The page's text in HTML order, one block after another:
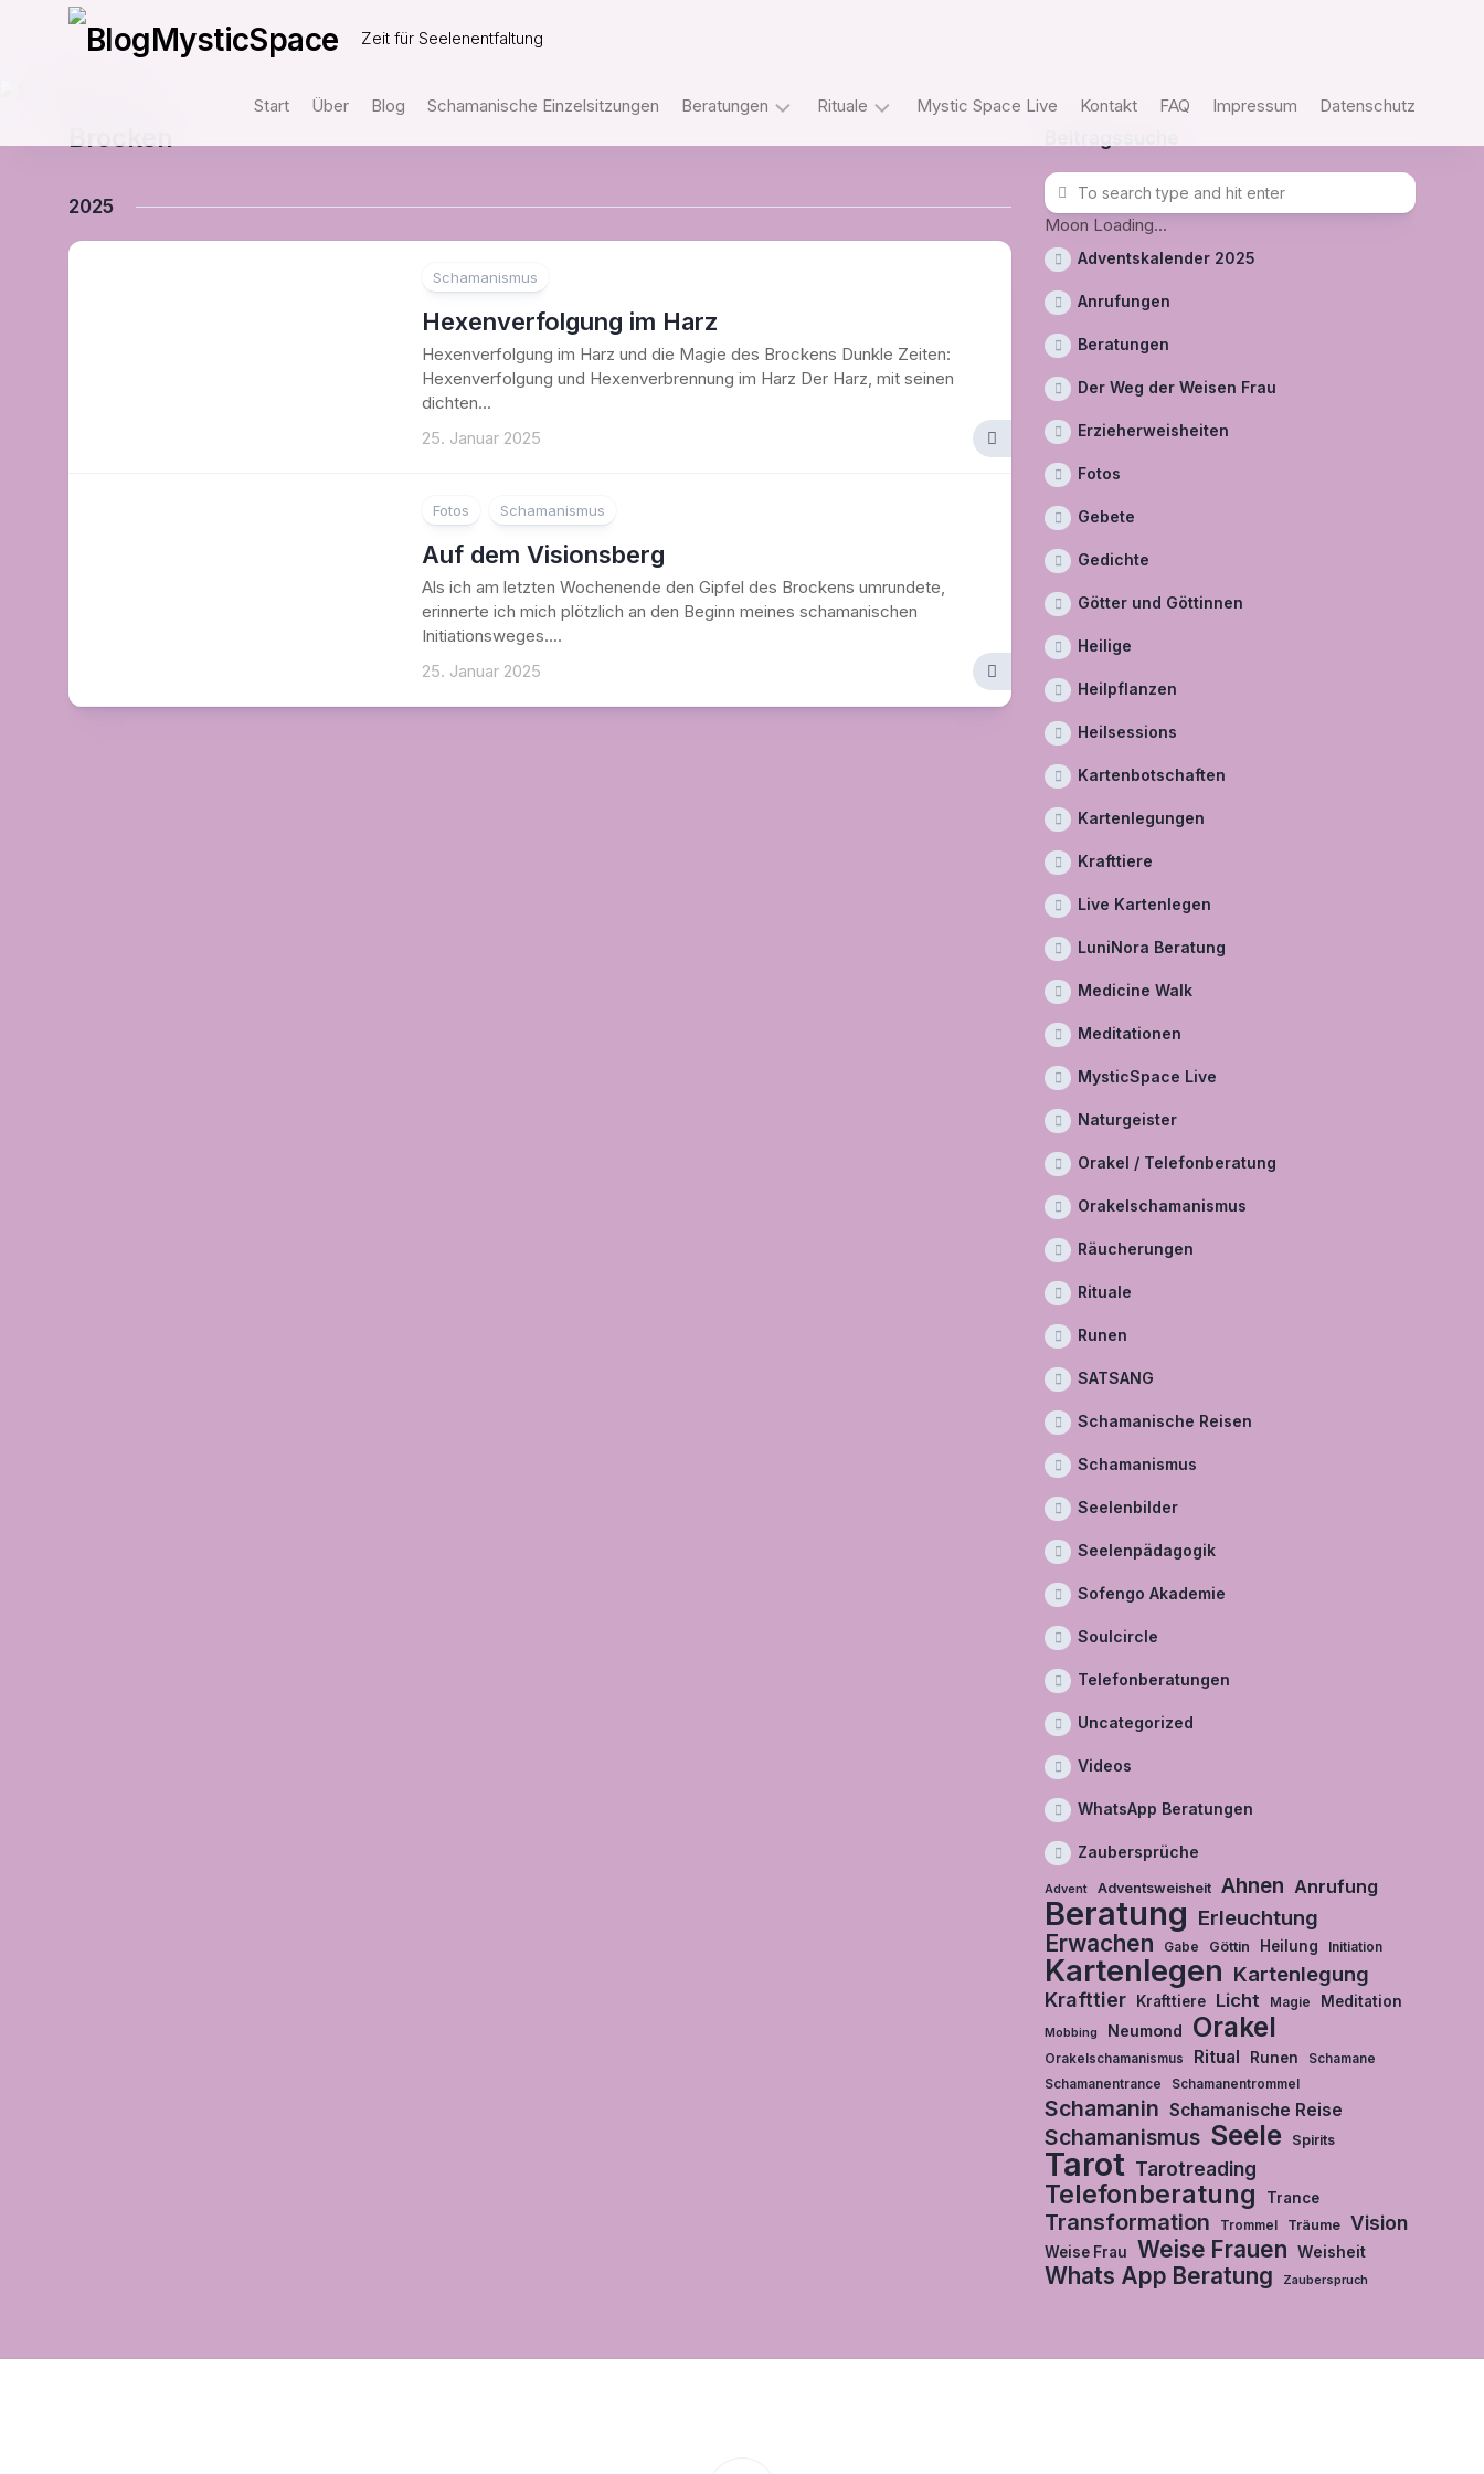
Zeit für Seelenentfaltung
Start Über Blog Schamanische Einzelsitzungen Beratungen
Orakel
Beratungen
Sofengo
Rituale
Rider
mit
Tarot
Frauenkreis
Mystic Space Live Kontakt FAQ Impressum Datenschutz
Brocken
2025
Schamanismus
Hexenverfolgung im Harz
Hexenverfolgung im Harz und die Magie des Brockens Dunkle Zeiten:
Hexenverfolgung und Hexenverbrennung im Harz Der Harz, mit seinen
dichten...
25. Januar 2025
Fotos Schamanismus
Auf dem Visionsberg
Als ich am letzten Wochenende den Gipfel des Brockens umrundete,
erinnerte ich mich plötzlich an den Beginn meines schamanischen
Initiationsweges....
25. Januar 2025
Moon Loading...
Adventskalender 2025
Anrufungen
Beratungen
Der Weg der Weisen Frau
Erzieherweisheiten
Fotos
Gebete
Gedichte
Götter und Göttinnen
Heilige
Heilpflanzen
Heilsessions
Kartenbotschaften
Kartenlegungen
Krafttiere
Live Kartenlegen
LuniNora Beratung
Medicine Walk
Meditationen
MysticSpace Live
Naturgeister
Orakel / Telefonberatung
Orakelschamanismus
Räucherungen
Rituale
Runen
SATSANG
Schamanische Reisen
Schamanismus
Seelenbilder
Seelenpädagogik
Sofengo Akademie
Soulcircle
Telefonberatungen
Uncategorized
Videos
WhatsApp Beratungen
Zaubersprüche
Advent Adventsweisheit Ahnen Anrufung
Beratung Erleuchtung
Erwachen Gabe Göttin Heilung Initiation
Kartenlegen Kartenlegung
Krafttier Krafttiere Licht Magie Meditation
Mobbing Neumond Orakel
Orakelschamanismus Ritual Runen
Schamane
Schamanentrance
Schamanentrommel
Schamanin Schamanische Reise
Schamanismus Seele Spirits
Tarot Tarotreading
Telefonberatung Trance
Transformation Trommel Träume Vision
Weise Frau Weise Frauen Weisheit
Whats App Beratung Zauberspruch